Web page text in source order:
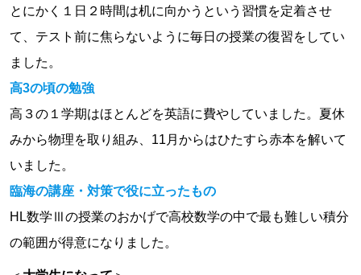
とにかく１日２時間は机に向かうという習慣を定着させ
て、テスト前に焦らないように毎日の授業の復習をしてい
ました。
高3の頃の勉強
高３の１学期はほとんどを英語に費やしていました。夏休
みから物理を取り組み、11月からはひたすら赤本を解いて
いました。
臨海の講座・対策で役に立ったもの
HL数学Ⅲの授業のおかげで高校数学の中で最も難しい積分
の範囲が得意になりました。